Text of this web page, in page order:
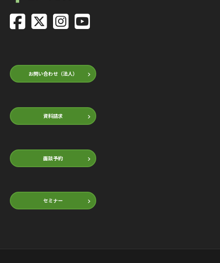
お問い合わせ（法人）
資料請求
面談予約
セミナー